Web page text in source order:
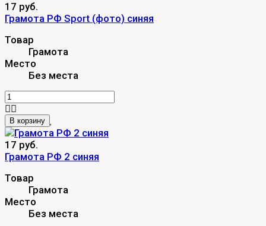
17 руб.
Грамота РФ Sport (фото) синяя
Товар
Грамота
Место
Без места
В корзину
17 руб.
Грамота РФ 2 синяя
Товар
Грамота
Место
Без места